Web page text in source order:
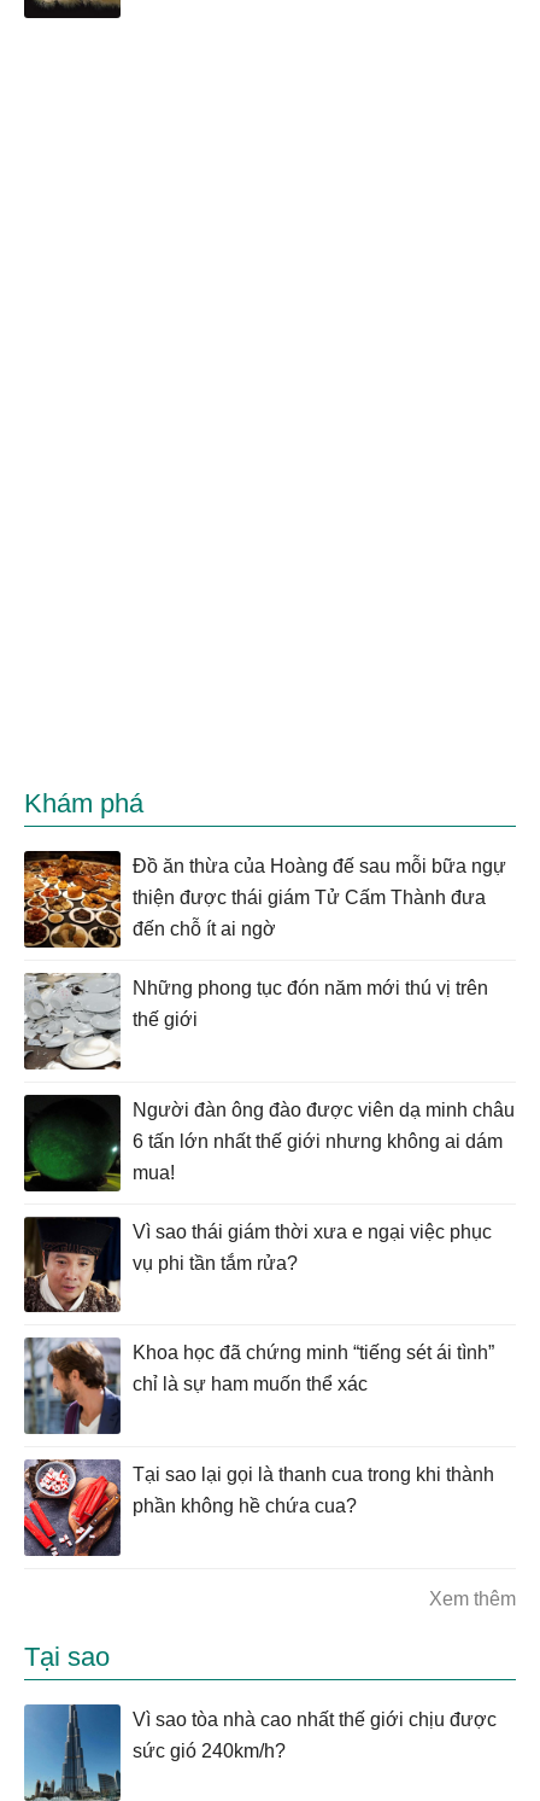
Khám phá
Đồ ăn thừa của Hoàng đế sau mỗi bữa ngự
thiện được thái giám Tử Cấm Thành đưa
đến chỗ ít ai ngờ
Những phong tục đón năm mới thú vị trên
thế giới
Người đàn ông đào được viên dạ minh châu
6 tấn lớn nhất thế giới nhưng không ai dám
mua!
Vì sao thái giám thời xưa e ngại việc phục
vụ phi tần tắm rửa?
Khoa học đã chứng minh “tiếng sét ái tình”
chỉ là sự ham muốn thể xác
Tại sao lại gọi là thanh cua trong khi thành
phần không hề chứa cua?
Xem thêm
Tại sao
Vì sao tòa nhà cao nhất thế giới chịu được
sức gió 240km/h?